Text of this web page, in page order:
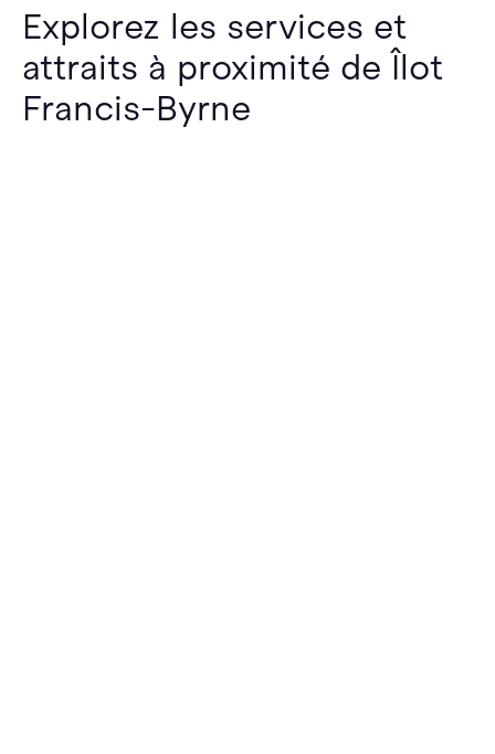
Explorez les services et
attraits à proximité de Îlot
Francis-Byrne